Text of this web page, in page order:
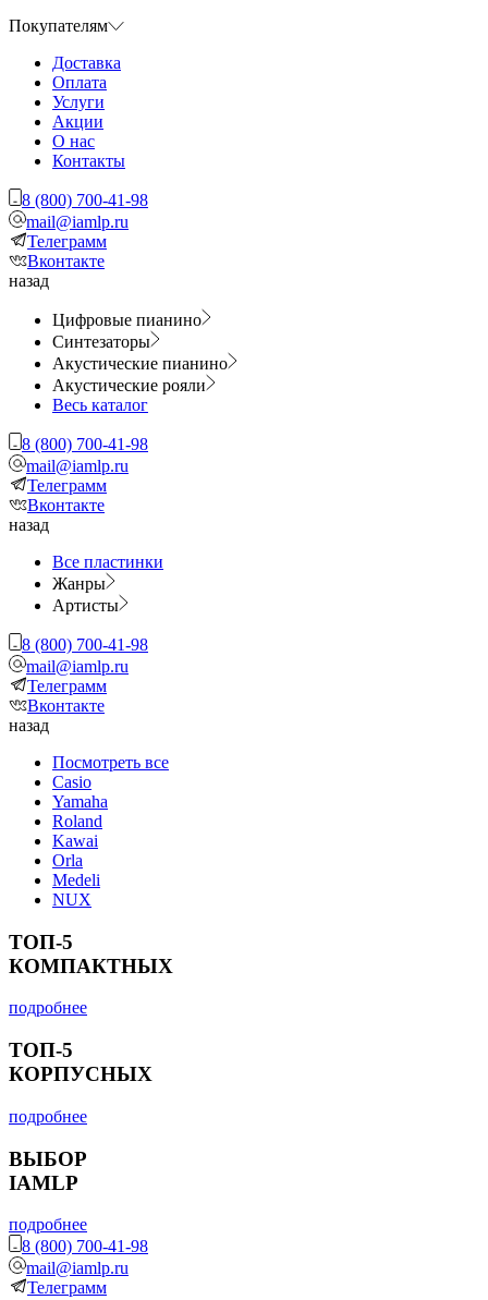
Покупателям
Доставка
Оплата
Услуги
Акции
О нас
Контакты
8 (800) 700-41-98
mail@iamlp.ru
Телеграмм
Вконтакте
назад
Цифровые пианино
Синтезаторы
Акустические пианино
Акустические рояли
Весь каталог
8 (800) 700-41-98
mail@iamlp.ru
Телеграмм
Вконтакте
назад
Все пластинки
Жанры
Артисты
8 (800) 700-41-98
mail@iamlp.ru
Телеграмм
Вконтакте
назад
Посмотреть все
Casio
Yamaha
Roland
Kawai
Orla
Medeli
NUX
ТОП-5
КОМПАКТНЫХ
подробнее
ТОП-5
КОРПУСНЫХ
подробнее
ВЫБОР
IAMLP
подробнее
8 (800) 700-41-98
mail@iamlp.ru
Телеграмм